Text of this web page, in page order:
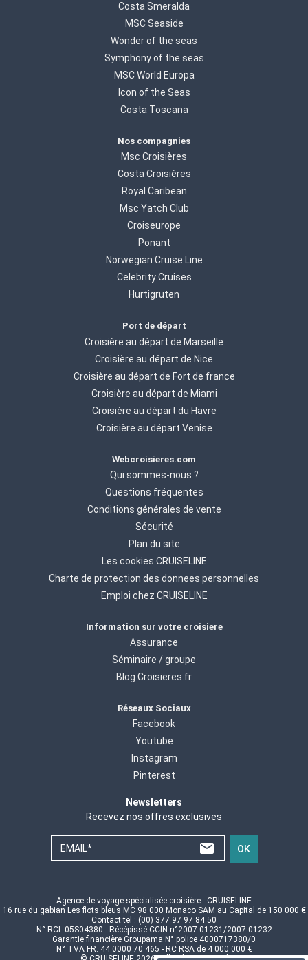
Costa Smeralda
MSC Seaside
Wonder of the seas
Symphony of the seas
MSC World Europa
Icon of the Seas
Costa Toscana
Nos compagnies
Msc Croisières
Costa Croisières
Royal Caribean
Msc Yatch Club
Croiseurope
Ponant
Norwegian Cruise Line
Celebrity Cruises
Hurtigruten
Port de départ
Croisière au départ de Marseille
Croisière au départ de Nice
Croisière au départ de Fort de france
Croisière au départ de Miami
Croisière au départ du Havre
Croisière au départ Venise
Webcroisieres.com
Qui sommes-nous ?
Questions fréquentes
Conditions générales de vente
Sécurité
Plan du site
Les cookies CRUISELINE
Charte de protection des donnees personnelles
Emploi chez CRUISELINE
Information sur votre croisiere
Assurance
Séminaire / groupe
Blog Croisieres.fr
Réseaux Sociaux
Facebook
Youtube
Instagram
Pinterest
Newsletters
Recevez nos offres exclusives
EMAIL* OK
Agence de voyage spécialisée croisière - CRUISELINE
16 rue du gabian Les flots bleus MC 98 000 Monaco SAM au Capital de 150 000 €
Contact tel : (00) 377 97 97 84 50
N° RCI: 05S04380 - Récépissé CCIN n°2007-01231/2007-01232
Garantie financière Groupama N° police 4000717380/0
N° TVA FR. 44 0000 70 465 - RC RSA de 4 000 000 €